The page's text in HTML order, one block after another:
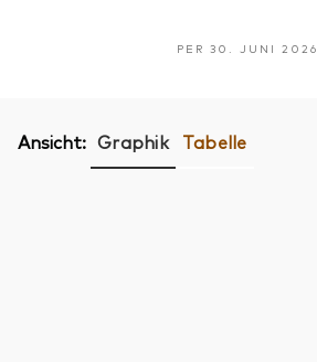
PER 30. JUNI 2026
Ansicht: Graphik Tabelle